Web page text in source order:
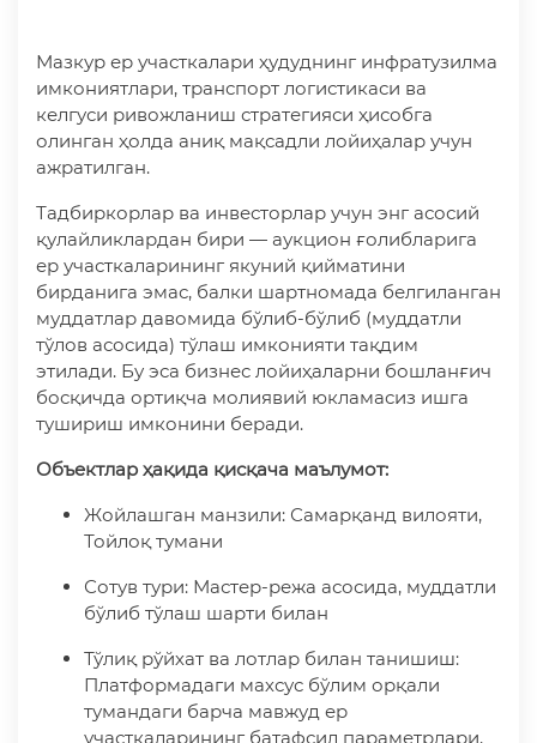
Мазкур ер участкалари ҳудуднинг инфратузилма
имкониятлари, транспорт логистикаси ва
келгуси ривожланиш стратегияси ҳисобга
олинган ҳолда аниқ мақсадли лойиҳалар учун
ажратилган.
Тадбиркорлар ва инвесторлар учун энг асосий
қулайликлардан бири — аукцион ғолибларига
ер участкаларининг якуний қийматини
бирданига эмас, балки шартномада белгиланган
муддатлар давомида бўлиб-бўлиб (муддатли
тўлов асосида) тўлаш имконияти тақдим
этилади. Бу эса бизнес лойиҳаларни бошланғич
босқичда ортиқча молиявий юкламасиз ишга
тушириш имконини беради.
Объектлар ҳақида қисқача маълумот:
Жойлашган манзили: Самарқанд вилояти,
Тойлоқ тумани
Сотув тури: Мастер-режа асосида, муддатли
бўлиб тўлаш шарти билан
Тўлиқ рўйхат ва лотлар билан танишиш:
Платформадаги махсус бўлим орқали
тумандаги барча мавжуд ер
участкаларининг батафсил параметрлари,